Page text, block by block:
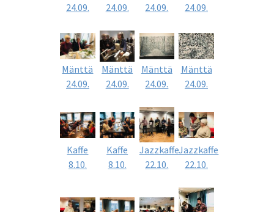
24.09.
24.09.
24.09.
24.09.
Mänttä
24.09.
Mänttä
24.09.
Mänttä
24.09.
Mänttä
24.09.
Kaffe
8.10.
Kaffe
8.10.
Jazzkaffe
22.10.
Jazzkaffe
22.10.